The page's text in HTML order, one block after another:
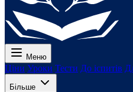
Меню
Ціни Уроки Тести До іспитів
Більше